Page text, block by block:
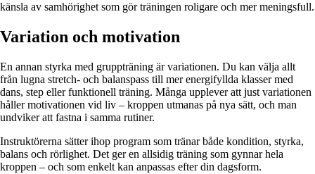
känsla av samhörighet som gör träningen roligare och mer meningsfull.
Variation och motivation
En annan styrka med gruppträning är variationen. Du kan välja allt
från lugna stretch- och balanspass till mer energifyllda klasser med
dans, step eller funktionell träning. Många upplever att just variationen
håller motivationen vid liv – kroppen utmanas på nya sätt, och man
undviker att fastna i samma rutiner.
Instruktörerna sätter ihop program som tränar både kondition, styrka,
balans och rörlighet. Det ger en allsidig träning som gynnar hela
kroppen – och som enkelt kan anpassas efter din dagsform.